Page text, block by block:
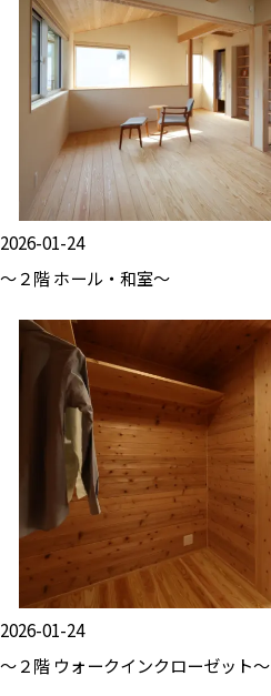
2026-01-24
～２階 ホール・和室～
2026-01-24
～２階 ウォークインクローゼット～